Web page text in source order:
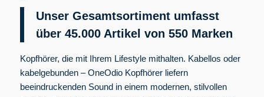
Unser Gesamtsortiment umfasst
über 45.000 Artikel von 550 Marken
Kopfhörer, die mit Ihrem Lifestyle mithalten. Kabellos oder
kabelgebunden – OneOdio Kopfhörer liefern
beeindruckenden Sound in einem modernen, stilvollen